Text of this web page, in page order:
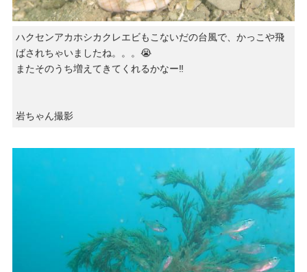
ハクセンアカホシカクレエビもこないだの台風で、かっこや飛
ばされちゃいましたね。。。😭
またそのうち増えてきてくれるかなー‼️
岩ちゃん撮影